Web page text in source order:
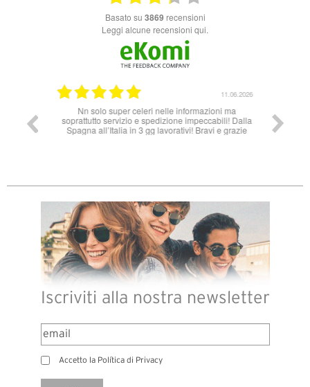
basato su 3869 recensioni
Leggi alcune recensioni qui.
11.06.2026
Nn solo super celeri nelle informazioni ma
soprattutto servizio e spedizione impeccabili! Dalla
Spagna all’Italia in 3 gg lavorativi! Bravi e grazie
Iscriviti alla nostra newsletter
Accetto la Política di Privacy